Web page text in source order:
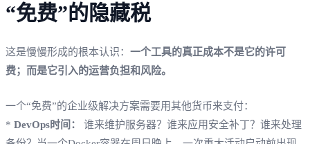
“免费”的隐藏税
这是慢慢形成的根本认识： 一个工具的真正成本不是它的许可
费；而是它引入的运营负担和风险。
一个“免费”的企业级解决方案需要用其他货币来支付：
* DevOps时间：
谁来维护服务器？谁来应用安全补丁？谁来处理